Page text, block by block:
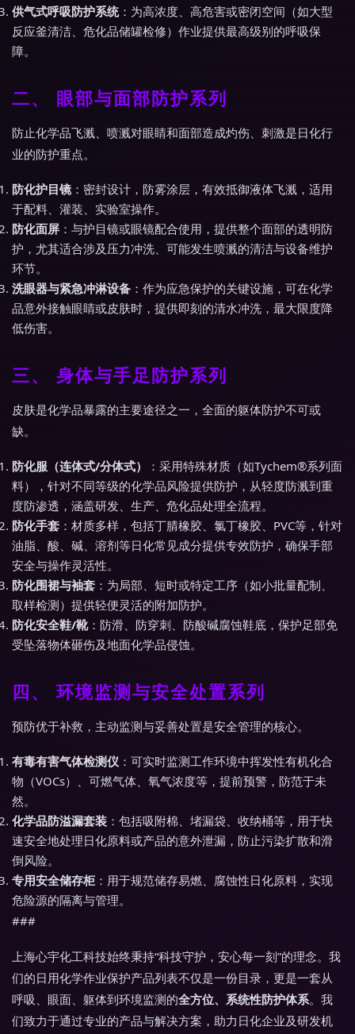
供气式呼吸防护系统：为高浓度、高危害或密闭空间（如大型
反应釜清洁、危化品储罐检修）作业提供最高级别的呼吸保
障。
二、 眼部与面部防护系列
防止化学品飞溅、喷溅对眼睛和面部造成灼伤、刺激是日化行
业的防护重点。
防化护目镜：密封设计，防雾涂层，有效抵御液体飞溅，适用
于配料、灌装、实验室操作。
防化面屏 ：与护目镜或眼镜配合使用，提供整个面部的透明防
护，尤其适合涉及压力冲洗、可能发生喷溅的清洁与设备维护
环节。
洗眼器与紧急冲淋设备 ：作为应急保护的关键设施，可在化学
品意外接触眼睛或皮肤时，提供即刻的清水冲洗，最大限度降
低伤害。
三、 身体与手足防护系列
皮肤是化学品暴露的主要途径之一，全面的躯体防护不可或
缺。
防化服（连体式/分体式）
：采用特殊材质（如Tychem®系列面
料），针对不同等级的化学品风险提供防护，从轻度防溅到重
度防渗透，涵盖研发、生产、危化品处理全流程。
防化手套 ：材质多样，包括丁腈橡胶、氯丁橡胶、PVC等，针对
油脂、酸、碱、溶剂等日化常见成分提供专效防护，确保手部
安全与操作灵活性。
防化围裙与袖套 ：为局部、短时或特定工序（如小批量配制、
取样检测）提供轻便灵活的附加防护。
防化安全鞋/靴：防滑、防穿刺、防酸碱腐蚀鞋底，保护足部免
受坠落物体砸伤及地面化学品侵蚀。
四、 环境监测与安全处置系列
预防优于补救，主动监测与妥善处置是安全管理的核心。
有毒有害气体检测仪 ：可实时监测工作环境中挥发性有机化合
物（VOCs）、可燃气体、氧气浓度等，提前预警，防范于未
然。
化学品防溢漏套装 ：包括吸附棉、堵漏袋、收纳桶等，用于快
速安全地处理日化原料或产品的意外泄漏，防止污染扩散和滑
倒风险。
专用安全储存柜：用于规范储存易燃、腐蚀性日化原料，实现
危险源的隔离与管理。
###
上海心宇化工科技始终秉持“科技守护，安心每一刻”的理念。我
们的日用化学作业保护产品列表不仅是一份目录，更是一套从
呼吸、眼面、躯体到环境监测的全方位、系统性防护体系。我
们致力于通过专业的产品与解决方案，助力日化企业及研发机